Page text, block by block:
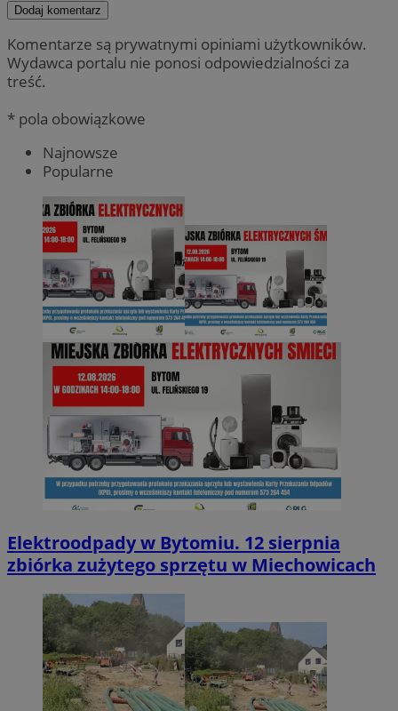
Dodaj komentarz
Komentarze są prywatnymi opiniami użytkowników.
Wydawca portalu nie ponosi odpowiedzialności za
treść.
* pola obowiązkowe
Najnowsze
Popularne
Elektroodpady w Bytomiu. 12 sierpnia
zbiórka zużytego sprzętu w Miechowicach